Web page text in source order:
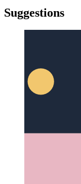
türkçe
yiddish